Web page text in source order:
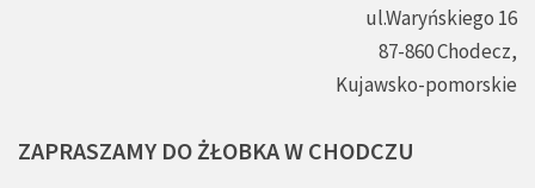
ul.Waryńskiego 16
87-860 Chodecz,
Kujawsko-pomorskie
ZAPRASZAMY DO ŻŁOBKAW CHODCZU